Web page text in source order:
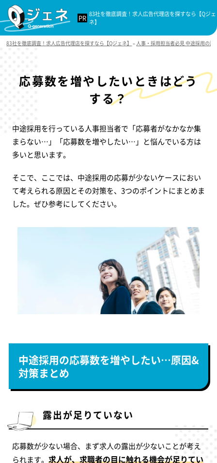
83社を徹底調査！求人広告代理店を探すなら【Qジェ
ネ】
83社を徹底調査！求人広告代理店を探すなら【Qジェネ】 » 人事・採用担当者必見 中途採用の課
応募数を増やしたいときはどう
する？
中途採用を行っている人事担当者で「応募者がなかなか集
まらない…」「応募数を増やしたい…」と悩んでいる方は
多いと思います。
そこで、ここでは、中途採用の応募が少ないケースにおい
て考えられる原因とその対策を、3つのポイントにまとめま
した。ぜひ参考にしてください。
中途採用の応募数を増やしたい…原因&
対策まとめ
露出が足りていない
応募数が少ない場合、まず求人の露出が少ないことが考え
られます。 求人が、求職者の目に触れる機会が足りてい